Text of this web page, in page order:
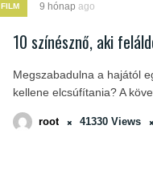
FILM 9 hónap ago
10 színésznő, aki
Megszabadulna a hajától
kellene elcsúfítania? A
root 41330 Views